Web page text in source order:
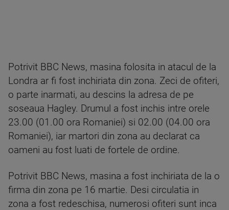
Potrivit BBC News, masina folosita in atacul de la
Londra ar fi fost inchiriata din zona. Zeci de ofiteri,
o parte inarmati, au descins la adresa de pe
soseaua Hagley. Drumul a fost inchis intre orele
23.00 (01.00 ora Romaniei) si 02.00 (04.00 ora
Romaniei), iar martori din zona au declarat ca
oameni au fost luati de fortele de ordine.
Potrivit BBC News, masina a fost inchiriata de la o
firma din zona pe 16 martie. Desi circulatia in
zona a fost redeschisa, numerosi ofiteri sunt inca